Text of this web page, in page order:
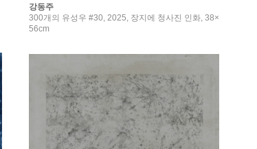
강동주
300개의 유성우 #30, 2025, 장지에 청사진 인화, 38×
56cm